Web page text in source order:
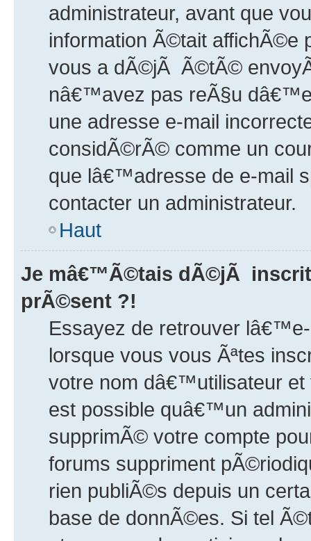
administrateur, avant que
information Ã©tait affichÃ©e
vous a dÃ©jÃ Ã©tÃ©
nâ€™avez pas reÃ§u
une adresse e-mail
considÃ©rÃ© comme un
que lâ€™adresse de e-mail
contacter un administrateur.
Haut
Je mâ€™Ã©tais dÃ©jÃ
prÃ©sent ?!
Essayez de retrouver
lorsque vous vous Ãªtes
votre nom dâ€™utilisateur
est possible quâ€™un
supprimÃ© votre compte
forums suppriment
rien publiÃ©s depuis un
base de donnÃ©es. Si tel